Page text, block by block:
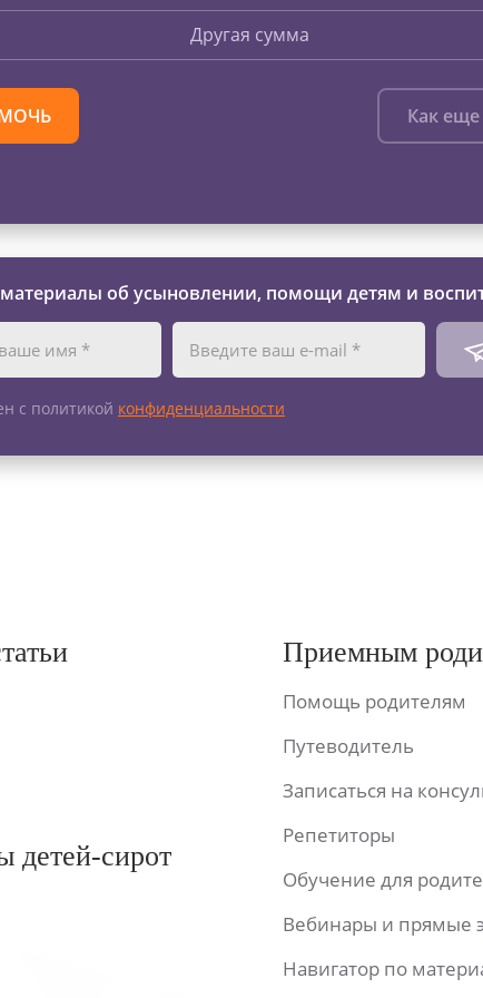
Другая сумма
Как
об усыновлении, помощи детям и
с политикой конфиденциальности
детей-сирот
Приемным
Помощь родителям
Путеводитель
Записаться на
Репетиторы
Обучение для
Вебинары и прямые
Навигатор по